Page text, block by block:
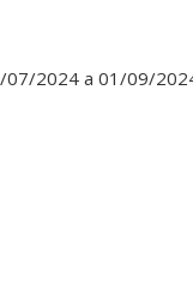
07/2024 a 01/09/